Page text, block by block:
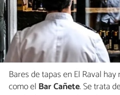
Bares de tapas en El Raval
como el Bar Cañete. Se trata